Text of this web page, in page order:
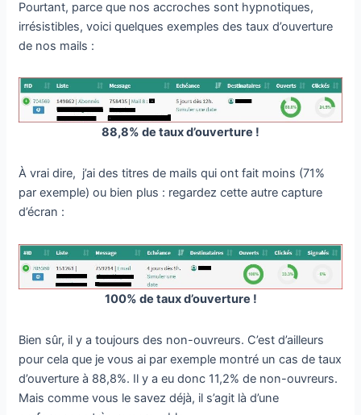
Pourtant, parce que nos accroches sont hypnotiques,
irrésistibles, voici quelques exemples des taux d’ouverture
de nos mails :
88,8% de taux d’ouverture !
À vrai dire, j’ai des titres de mails qui ont fait moins (71%
par exemple) ou bien plus : regardez cette autre capture
d’écran :
100% de taux d’ouverture !
Bien sûr, il y a toujours des non-ouvreurs. C’est d’ailleurs
pour cela que je vous ai par exemple montré un cas de taux
d’ouverture à 88,8%. Il y a eu donc 11,2% de non-ouvreurs.
Mais comme vous le savez déjà, il s’agit là d’une